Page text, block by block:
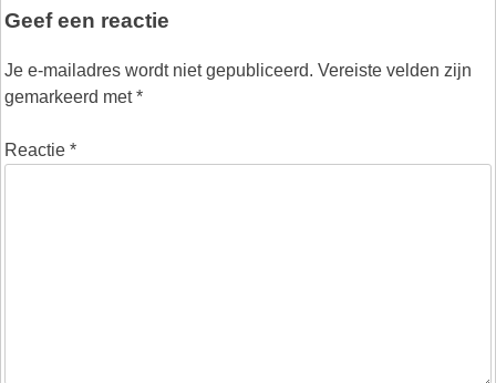
Geef een reactie
Je e-mailadres wordt niet gepubliceerd. Vereiste velden zijn
gemarkeerd met*
Reactie *